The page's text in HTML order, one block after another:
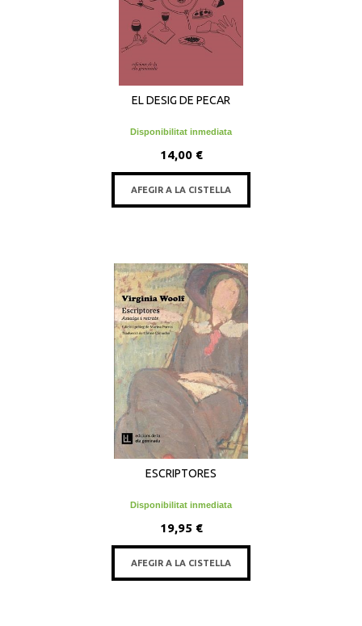
EL DESIG DE PECAR
Disponibilitat inmediata
14,00 €
AFEGIR A LA CISTELLA
ESCRIPTORES
Disponibilitat inmediata
19,95 €
AFEGIR A LA CISTELLA